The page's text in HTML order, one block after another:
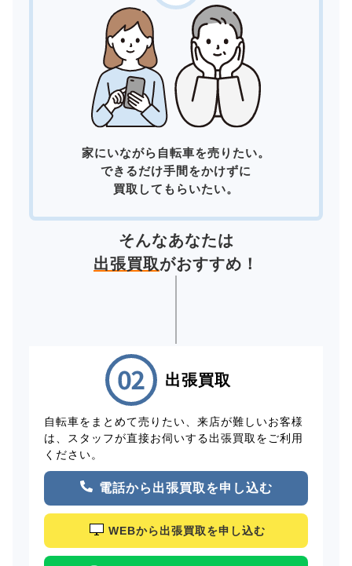
家にいながら自転車を売りたい。
できるだけ手間をかけずに
買取してもらいたい。
そんなあなたは
出張買取がおすすめ！
出張買取
自転車をまとめて売りたい、来店が難しいお客様
は、スタッフが直接お伺いする出張買取をご利用
ください。
電話から出張買取を申し込む
WEBから出張買取を申し込む